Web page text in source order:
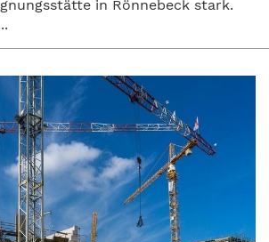
in Rönnebeck stark.